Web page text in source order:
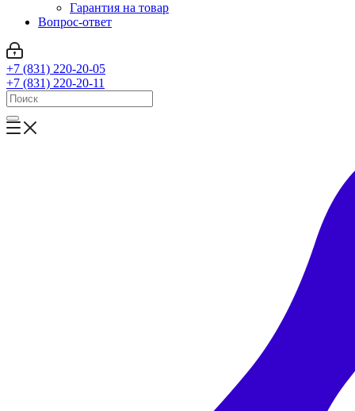
Гарантия на товар
Вопрос-ответ
+7 (831) 220-20-05
+7 (831) 220-20-11